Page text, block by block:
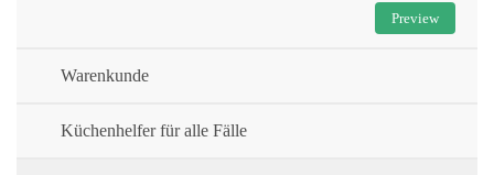
Preview
Warenkunde
Küchenhelfer für alle Fälle